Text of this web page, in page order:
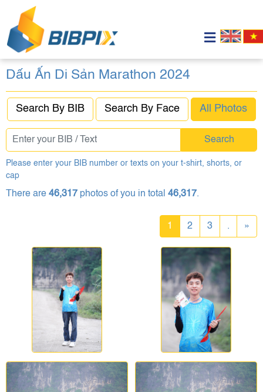
Dấu Ấn Di Sản Marathon 2024
Search By BIB Search By Face All Photos
Search
Please enter your BIB number or texts on your t-shirt, shorts, or
cap
There are 46,317 photos of you in total 46,317.
1 2 3 . »